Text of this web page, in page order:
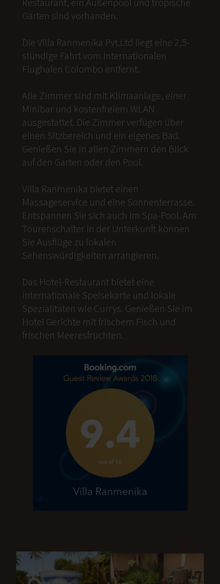
Gärten sind vorhanden.
Die Villa Ranmenika Pvt.Ltd liegt eine 2,5-
stündige Fahrt vom internationalen
Flughafen Colombo entfernt.
Alle Zimmer sind mit Klimaanlage, einer
Minibar und kostenfreiem WLAN
ausgestattet. Die Zimmer verfügen über
einen Sitzbereich und ein eigenes Bad.
Genießen Sie in allen Zimmern den Blick
auf den Garten oder den Pool.
Villa Ranmenika bietet einen
Massageservice und eine Sonnenterrasse.
Entspannen Sie sich auch im Spa-Pool. Am
Tourenschalter in der Unterkunft können
Sie Ausflüge zu lokalen
Sehenswürdigkeiten arrangieren.
Das Hotel-Restaurant bietet eine
internationale Speisekarte und lokale
Spezialitäten wie Currys. Genießen Sie im
Hotel Gerichte mit frischem Fisch und
frischen Meeresfrüchten.